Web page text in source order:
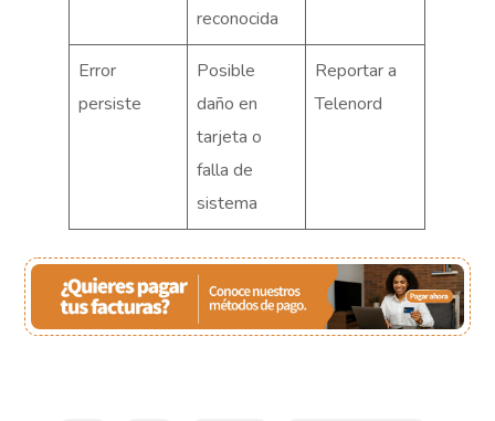
reconocida
Error
persiste
Posible
daño en
tarjeta o
falla de
sistema
Reportar a
Telenord